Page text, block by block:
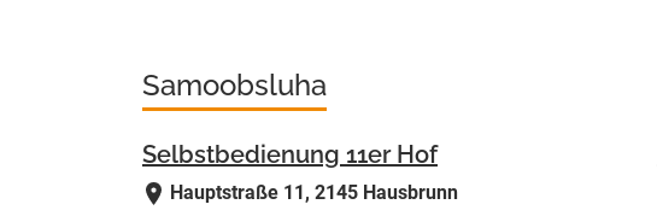
Samoobsluha
Selbstbedienung 11er Hof
Hauptstraße 11, 2145 Hausbrunn